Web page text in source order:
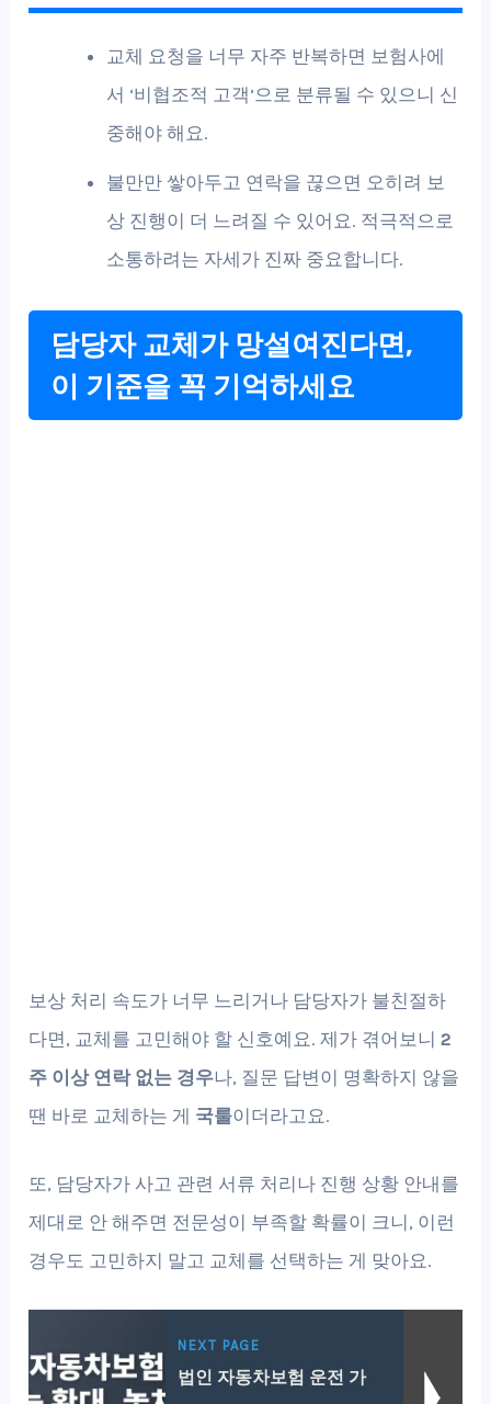
교체 요청을 너무 자주 반복하면 보험사에
서 ‘비협조적 고객’으로 분류될 수 있으니 신
중해야 해요.
불만만 쌓아두고 연락을 끊으면 오히려 보
상 진행이 더 느려질 수 있어요. 적극적으로
소통하려는 자세가 진짜 중요합니다.
담당자 교체가 망설여진다면,
이 기준을 꼭 기억하세요
보상 처리 속도가 너무 느리거나 담당자가 불친절하
다면, 교체를 고민해야 할 신호예요. 제가 겪어보니2
주 이상 연락 없는 경우나, 질문 답변이 명확하지 않을
땐 바로 교체하는 게 국룰이더라고요.
또, 담당자가 사고 관련 서류 처리나 진행 상황 안내를
제대로 안 해주면 전문성이 부족할 확률이 크니, 이런
경우도 고민하지 말고 교체를 선택하는 게 맞아요.
NEXT PAGE
법인 자동차보험 운전 가